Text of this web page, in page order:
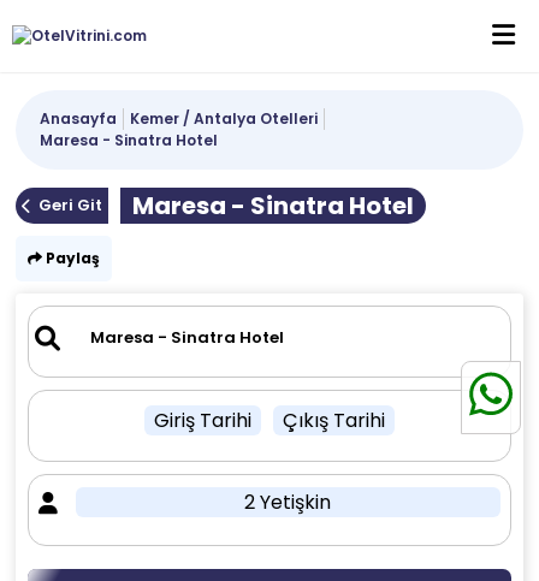
Anasayfa
Kemer / Antalya Otelleri
Maresa - Sinatra Hotel
Geri Git Maresa - Sinatra Hotel
Paylaş
Giriş Tarihi Çıkış Tarihi
2 Yetişkin